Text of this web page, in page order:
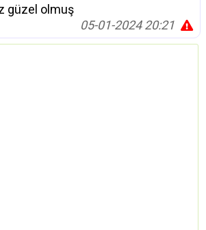
güzel olmuş
05-01-2024 20:21